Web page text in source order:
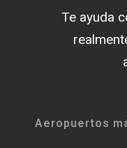
Te ayuda
Aeropuertos